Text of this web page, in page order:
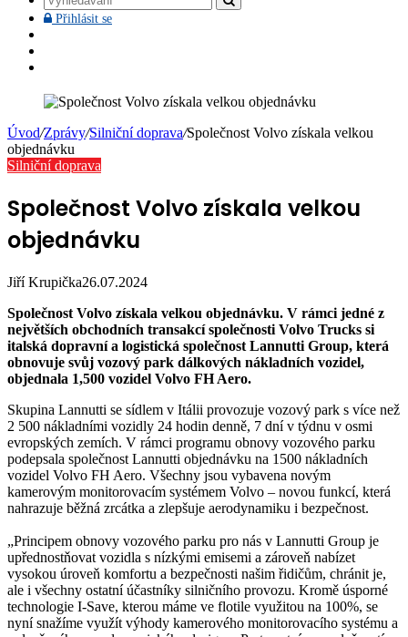
Vyhledávání
Přihlásit sePřihlásit
Úvod/Zprávy/Silniční doprava/Společnost Volvo získala velkou
objednávku
Silniční doprava
Společnost Volvo získala velkou
objednávku
Jiří Krupička26.07.2024
Společnost Volvo získala velkou objednávku. V rámci jedné z
největších obchodních transakcí společnosti Volvo Trucks si
italská dopravní a logistická společnost Lannutti Group, která
obnovuje svůj vozový park dálkových nákladních vozidel,
objednala 1,500 vozidel Volvo FH Aero.
Skupina Lannutti se sídlem v Itálii provozuje vozový park s více než
2 500 nákladními vozidly 24 hodin denně, 7 dní v týdnu v osmi
evropských zemích. V rámci programu obnovy vozového parku
podepsala společnost Lannutti objednávku na 1500 nákladních
vozidel Volvo FH Aero. Všechny jsou vybavena novým
kamerovým monitorovacím systémem Volvo – novou funkcí, která
nahrazuje běžná zrcátka a zlepšuje aerodynamiku i bezpečnost.
„Principem obnovy vozového parku pro nás v Lannutti Group je
upřednostňovat vozidla s nízkými emisemi a zároveň nabízet
vysokou úroveň komfortu a bezpečnosti našim řidičům, chránit je,
ale i všechny ostatní účastníky silničního provozu. Kromě úsporné
technologie I-Save, kterou máme ve flotile využitou na 100%, se
nyní snažíme využít výhody kamerového monitorovacího systému a